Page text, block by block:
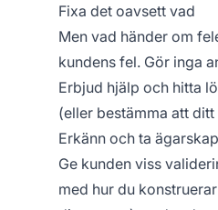
Fixa det oavsett vad
Men vad händer om
kundens fel. Gör inga
Erbjud hjälp och hitta
(eller bestämma att
Erkänn och ta
Ge kunden viss
med hur du